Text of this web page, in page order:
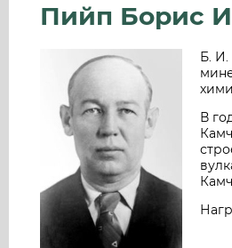
Пийп Борис
Б. И.
В